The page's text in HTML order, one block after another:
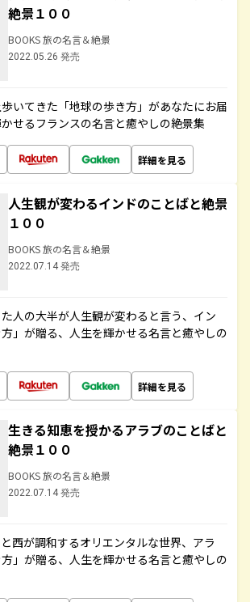
絶景１００
BOOKS 旅の名言＆絶景
2022.05.26 発売
いてきた「地球の歩き方」があなたにお届
せるフランスの名言と癒やしの絶景集
詳細を見る
人生観が変わるインドのことばと絶景
１００
BOOKS 旅の名言＆絶景
2022.07.14 発売
人の大半が人生観が変わると言う、イン
」が贈る、人生を輝かせる名言と癒やしの
詳細を見る
生きる知恵を授かるアラブのことばと
絶景１００
BOOKS 旅の名言＆絶景
2022.07.14 発売
西が調和するオリエンタルな世界、アラ
」が贈る、人生を輝かせる名言と癒やしの